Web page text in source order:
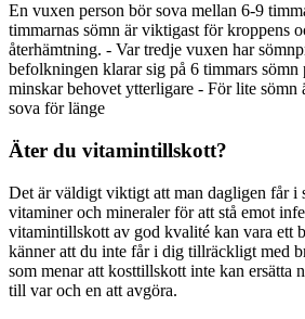
En vuxen person bör sova mellan 6-9
timmarnas sömn är viktigast för kroppens
återhämtning. - Var tredje vuxen har
befolkningen klarar sig på 6 timmars sömn
minskar behovet ytterligare - För lite sömn
sova för länge
Äter du vitamintillskott?
Det är väldigt viktigt att man dagligen får i
vitaminer och mineraler för att stå emot
vitamintillskott av god kvalité kan vara ett
känner att du inte får i dig tillräckligt med
som menar att kosttillskott inte kan ersätta
till var och en att avgöra.